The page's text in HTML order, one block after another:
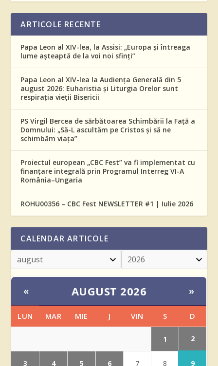
ARTICOLE RECENTE
Papa Leon al XIV-lea, la Assisi: „Europa și întreaga
lume așteaptă de la voi noi sfinți”
Papa Leon al XIV-lea la Audiența Generală din 5
august 2026: Euharistia și Liturgia Orelor sunt
respirația vieții Bisericii
PS Virgil Bercea de sărbătoarea Schimbării la Față a
Domnului: „Să-L ascultăm pe Cristos și să ne
schimbăm viața”
Proiectul european „CBC Fest” va fi implementat cu
finanțare integrală prin Programul Interreg VI-A
România–Ungaria
ROHU00356 – CBC Fest NEWSLETTER #1 | Iulie 2026
CALENDAR ARTICOLE
« AUGUST 2026 »
LUN MAR MIE J VIN S D
1 2
3 4 5 6 7 8 9